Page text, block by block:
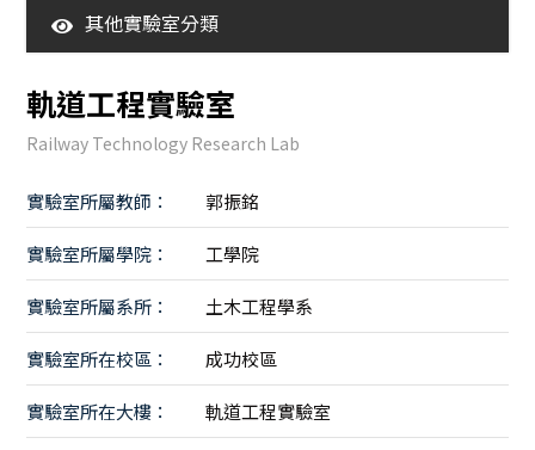
其他實驗室分類
360度環景亮點場域
校級研究中心
個人&計畫型實驗室
軌道工程實驗室
Railway Technology Research Lab
實驗室所屬教師： 郭振銘
實驗室所屬學院： 工學院
實驗室所屬系所： 土木工程學系
實驗室所在校區： 成功校區
實驗室所在大樓： 軌道工程實驗室